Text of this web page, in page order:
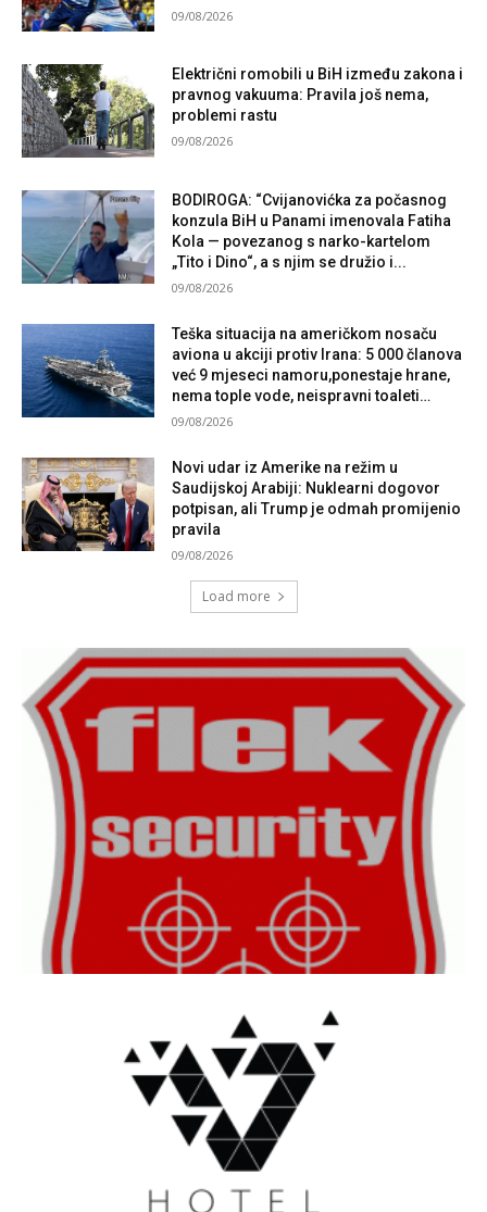
09/08/2026
Električni romobili u BiH između zakona i
pravnog vakuuma: Pravila još nema,
problemi rastu
09/08/2026
BODIROGA: “Cvijanovićka za počasnog
konzula BiH u Panami imenovala Fatiha
Kola — povezanog s narko-kartelom
„Tito i Dino“, a s njim se družio i...
09/08/2026
Teška situacija na američkom nosaču
aviona u akciji protiv Irana: 5 000 članova
već 9 mjeseci namoru,ponestaje hrane,
nema tople vode, neispravni toaleti…
09/08/2026
Novi udar iz Amerike na režim u
Saudijskoj Arabiji: Nuklearni dogovor
potpisan, ali Trump je odmah promijenio
pravila
09/08/2026
Load more